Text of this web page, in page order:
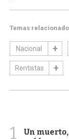
Temas
Nacional
Rentistas
1
Un